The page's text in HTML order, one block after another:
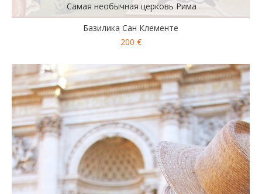
Самая необычная церковь Рима
Базилика Сан Клементе
200 €